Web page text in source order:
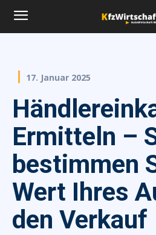
17. Januar 2025
Ermitteln –
bestimmen
Wert Ihres
den Verkauf